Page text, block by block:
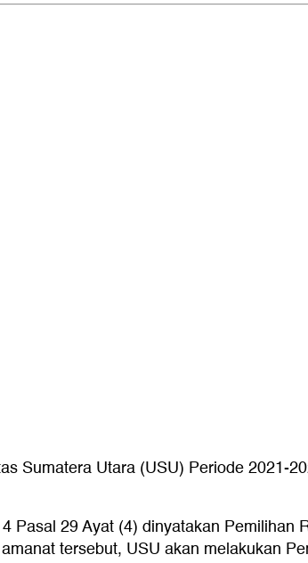
Sumatera Utara (USU) Periode 2021-
Pasal 29 Ayat (4) dinyatakan
tersebut, USU akan melakukan